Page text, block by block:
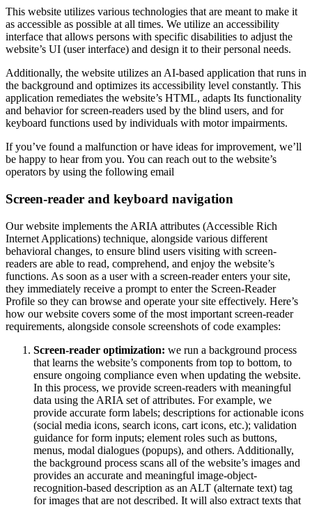
This website utilizes various technologies that are meant to make it
as accessible as possible at all times. We utilize an accessibility
interface that allows persons with specific disabilities to adjust the
website’s UI (user interface) and design it to their personal needs.
Additionally, the website utilizes an AI-based application that runs in
the background and optimizes its accessibility level constantly. This
application remediates the website’s HTML, adapts Its functionality
and behavior for screen-readers used by the blind users, and for
keyboard functions used by individuals with motor impairments.
If you’ve found a malfunction or have ideas for improvement, we’ll
be happy to hear from you. You can reach out to the website’s
operators by using the following email
Screen-reader and keyboard navigation
Our website implements the ARIA attributes (Accessible Rich
Internet Applications) technique, alongside various different
behavioral changes, to ensure blind users visiting with screen-
readers are able to read, comprehend, and enjoy the website’s
functions. As soon as a user with a screen-reader enters your site,
they immediately receive a prompt to enter the Screen-Reader
Profile so they can browse and operate your site effectively. Here’s
how our website covers some of the most important screen-reader
requirements, alongside console screenshots of code examples:
Screen-reader optimization: we run a background process
that learns the website’s components from top to bottom, to
ensure ongoing compliance even when updating the website.
In this process, we provide screen-readers with meaningful
data using the ARIA set of attributes. For example, we
provide accurate form labels; descriptions for actionable icons
(social media icons, search icons, cart icons, etc.); validation
guidance for form inputs; element roles such as buttons,
menus, modal dialogues (popups), and others. Additionally,
the background process scans all of the website’s images and
provides an accurate and meaningful image-object-
recognition-based description as an ALT (alternate text) tag
for images that are not described. It will also extract texts that